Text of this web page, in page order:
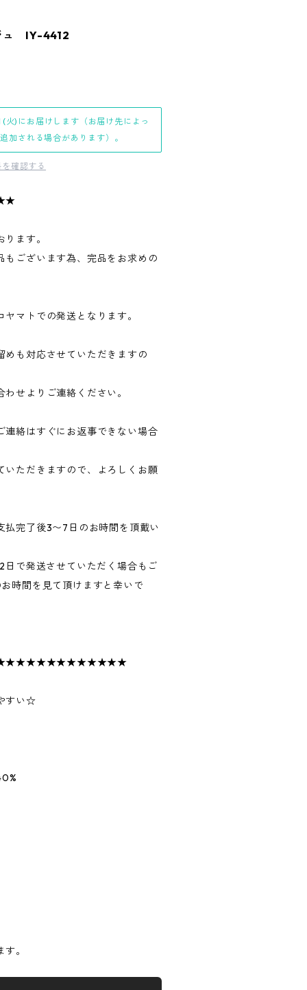
ュ IY-4412
火)にお届けします（お届け先によっ
加される場合があります）。
確認する
ます。
ございます為、完品をお求めの
マトでの発送となります。
めも対応させていただきますの
せよりご連絡ください。
連絡はすぐにお返事できない場合
いただきますので、よろしくお願
払完了後3〜7日のお時間を頂戴い
日で発送させていただく場合もご
時間を見て頂けますと幸いで
すい☆
。